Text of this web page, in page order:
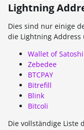
Lightning
Dies sind nur einige
die Lightning Address
Wallet of Satoshi
Zebedee
BTCPAY
Bitrefill
Blink
Bitcoli
Die vollständige Liste